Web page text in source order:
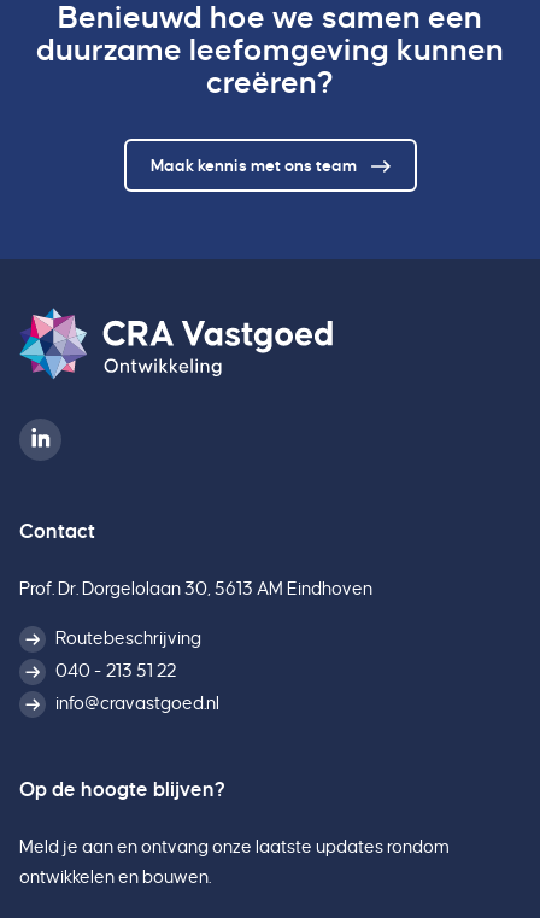
Benieuwd hoe we samen een
duurzame leefomgeving kunnen
creëren?
Maak kennis met ons team
Contact
Prof. Dr. Dorgelolaan 30, 5613 AM Eindhoven
Routebeschrijving
040 - 213 51 22
info@cravastgoed.nl
Op de hoogte blijven?
Meld je aan en ontvang onze laatste updates rondom
ontwikkelen en bouwen.